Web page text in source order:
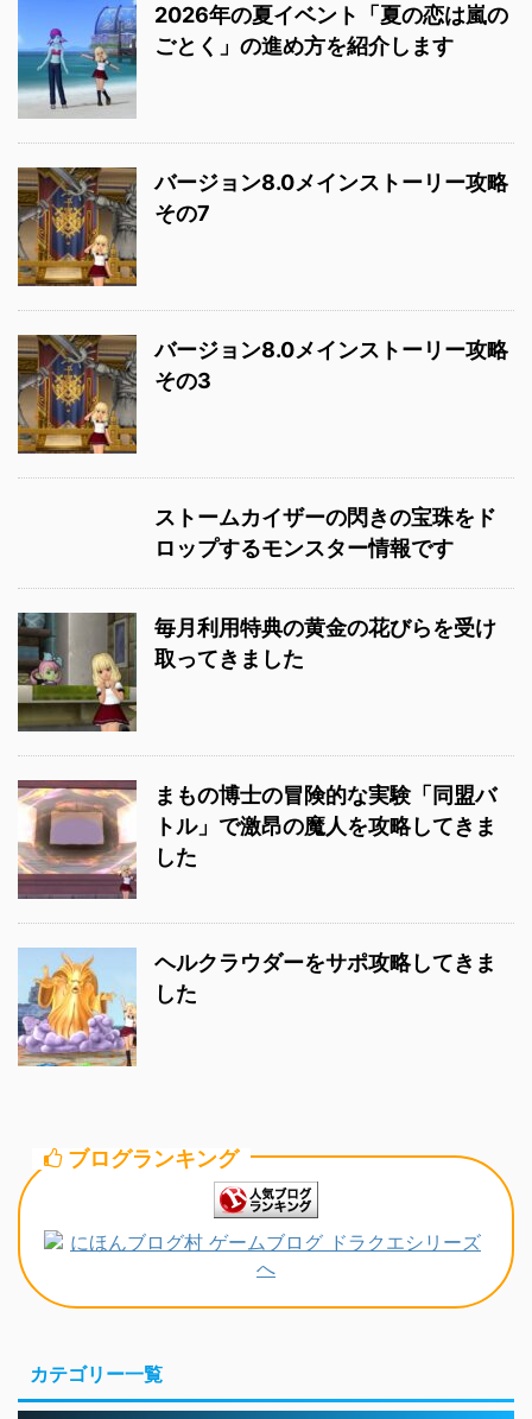
2026年の夏イベント「夏の恋は嵐の
ごとく」の進め方を紹介します
バージョン8.0メインストーリー攻略
その7
バージョン8.0メインストーリー攻略
その3
ストームカイザーの閃きの宝珠をド
ロップするモンスター情報です
毎月利用特典の黄金の花びらを受け
取ってきました
まもの博士の冒険的な実験「同盟バ
トル」で激昂の魔人を攻略してきま
した
ヘルクラウダーをサポ攻略してきま
した
ブログランキング
カテゴリー一覧